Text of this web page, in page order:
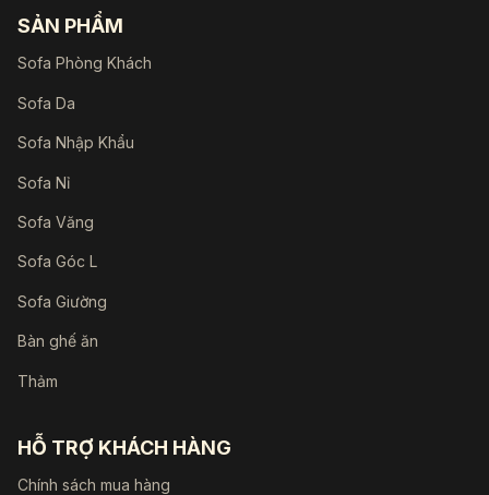
SẢN PHẨM
Sofa Phòng Khách
Sofa Da
Sofa Nhập Khẩu
Sofa Nỉ
Sofa Văng
Sofa Góc L
Sofa Giường
Bàn ghế ăn
Thảm
HỖ TRỢ KHÁCH HÀNG
Chính sách mua hàng